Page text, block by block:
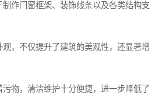
作门窗框架、装饰线条以及各类结构支
，不仅提升了建筑的美观性，还显著增
污物，清洁维护十分便捷，进一步降低了